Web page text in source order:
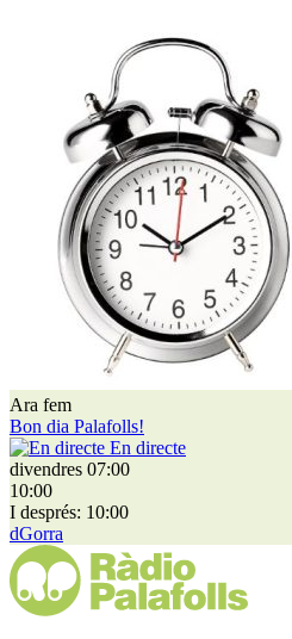
Ara fem
Bon dia Palafolls!
En directe
divendres 07:00
10:00
I després: 10:00
dGorra